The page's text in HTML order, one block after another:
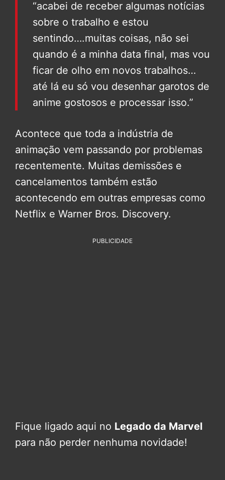
“acabei de receber algumas notícias
sobre o trabalho e estou
sentindo….muitas coisas, não sei
quando é a minha data final, mas vou
ficar de olho em novos trabalhos…
até lá eu só vou desenhar garotos de
anime gostosos e processar isso.”
Acontece que toda a indústria de
animação vem passando por problemas
recentemente. Muitas demissões e
cancelamentos também estão
acontecendo em outras empresas como
Netflix e Warner Bros. Discovery.
PUBLICIDADE
Fique ligado aqui no Legado da Marvel
para não perder nenhuma novidade!